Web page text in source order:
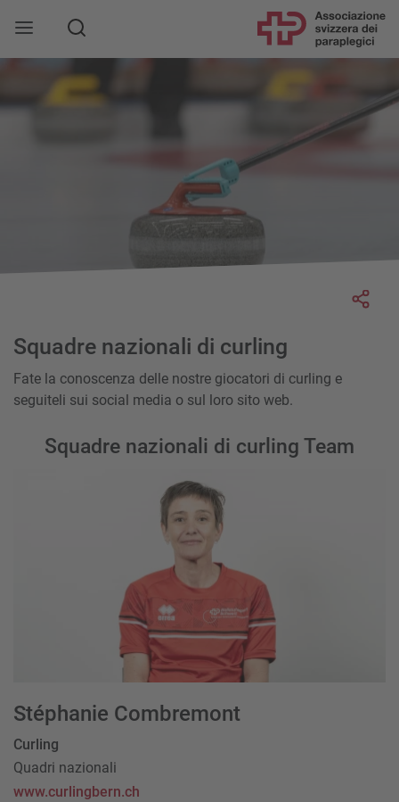
Squadre nazionali di curling
Fate la conoscenza delle nostre giocatori di curling e
seguiteli sui social media o sul loro sito web.
Squadre nazionali di curling Team
Stéphanie Combremont
Curling
Quadri nazionali
www.curlingbern.ch